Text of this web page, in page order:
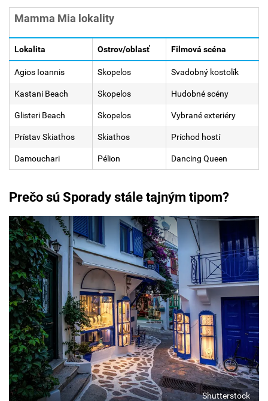
Mamma Mia lokality
Lokalita Ostrov/oblasť Filmová scéna
Agios Ioannis Skopelos Svadobný kostolík
Kastani Beach Skopelos Hudobné scény
Glisteri Beach Skopelos Vybrané exteriéry
Prístav Skiathos Skiathos Príchod hostí
Damouchari Pélion Dancing Queen
Prečo sú Sporady stále tajným tipom?
Shutterstock